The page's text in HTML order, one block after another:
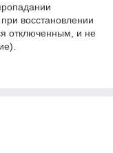
восстановлении
отключенным, и не